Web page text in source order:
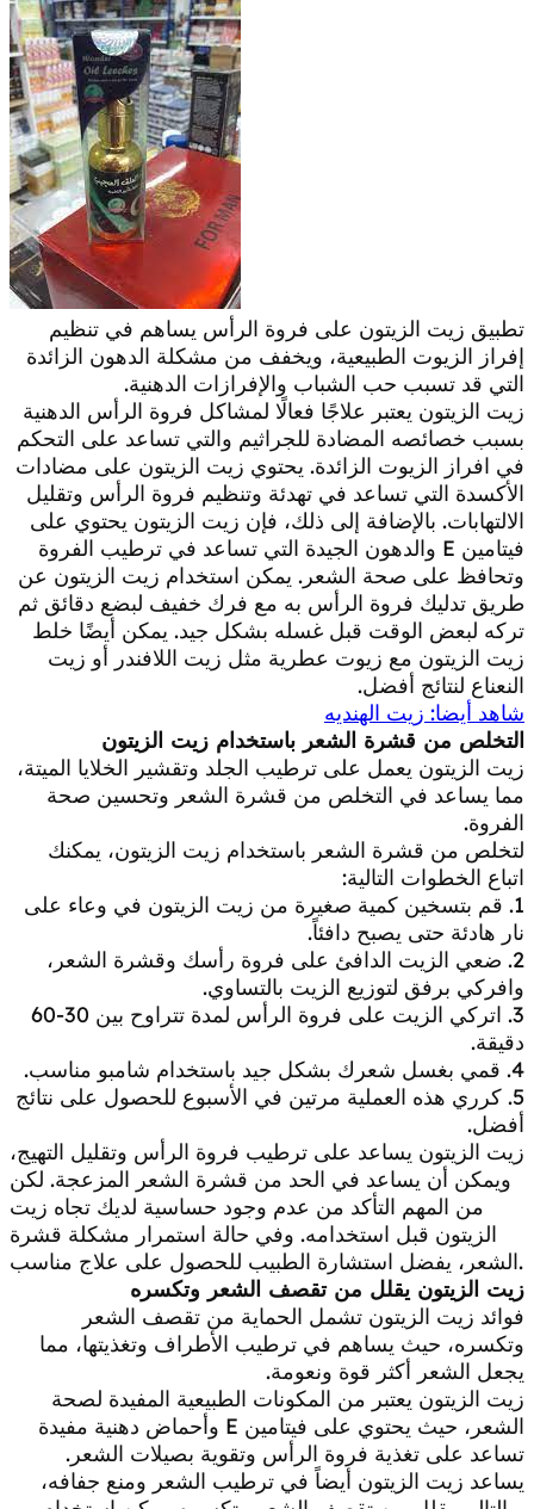
تطبيق زيت الزيتون على فروة الرأس يساهم في تنظيم
إفراز الزيوت الطبيعية، ويخفف من مشكلة الدهون الزائدة
التي قد تسبب حب الشباب والإفرازات الدهنية.
زيت الزيتون يعتبر علاجًا فعالًا لمشاكل فروة الرأس الدهنية
بسبب خصائصه المضادة للجراثيم والتي تساعد على التحكم
في افراز الزيوت الزائدة. يحتوي زيت الزيتون على مضادات
الأكسدة التي تساعد في تهدئة وتنظيم فروة الرأس وتقليل
الالتهابات. بالإضافة إلى ذلك، فإن زيت الزيتون يحتوي على
فيتامين E والدهون الجيدة التي تساعد في ترطيب الفروة
وتحافظ على صحة الشعر. يمكن استخدام زيت الزيتون عن
طريق تدليك فروة الرأس به مع فرك خفيف لبضع دقائق ثم
تركه لبعض الوقت قبل غسله بشكل جيد. يمكن أيضًا خلط
زيت الزيتون مع زيوت عطرية مثل زيت اللافندر أو زيت
النعناع لنتائج أفضل.
شاهد أيضا: زيت الهنديه
التخلص من قشرة الشعر باستخدام زيت الزيتون
زيت الزيتون يعمل على ترطيب الجلد وتقشير الخلايا الميتة،
مما يساعد في التخلص من قشرة الشعر وتحسين صحة
الفروة.
لتخلص من قشرة الشعر باستخدام زيت الزيتون، يمكنك
اتباع الخطوات التالية:
1. قم بتسخين كمية صغيرة من زيت الزيتون في وعاء على
نار هادئة حتى يصبح دافئاً.
2. ضعي الزيت الدافئ على فروة رأسك وقشرة الشعر،
وافركي برفق لتوزيع الزيت بالتساوي.
3. اتركي الزيت على فروة الرأس لمدة تتراوح بين 30-60
دقيقة.
4. قمي بغسل شعرك بشكل جيد باستخدام شامبو مناسب.
5. كرري هذه العملية مرتين في الأسبوع للحصول على نتائج
أفضل.
زيت الزيتون يساعد على ترطيب فروة الرأس وتقليل التهيج،
ويمكن أن يساعد في الحد من قشرة الشعر المزعجة. لكن
من المهم التأكد من عدم وجود حساسية لديك تجاه زيت
الزيتون قبل استخدامه. وفي حالة استمرار مشكلة قشرة
الشعر، يفضل استشارة الطبيب للحصول على علاج مناسب.
زيت الزيتون يقلل من تقصف الشعر وتكسره
فوائد زيت الزيتون تشمل الحماية من تقصف الشعر
وتكسره، حيث يساهم في ترطيب الأطراف وتغذيتها، مما
يجعل الشعر أكثر قوة ونعومة.
زيت الزيتون يعتبر من المكونات الطبيعية المفيدة لصحة
الشعر، حيث يحتوي على فيتامين E وأحماض دهنية مفيدة
تساعد على تغذية فروة الرأس وتقوية بصيلات الشعر.
يساعد زيت الزيتون أيضاً في ترطيب الشعر ومنع جفافه،